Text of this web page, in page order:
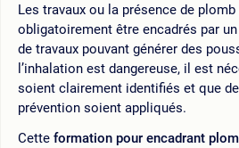
Les travaux ou la présence de
obligatoirement être encadrés par
de travaux pouvant générer des
l’inhalation est dangereuse, il est
soient clairement identifiés et que
prévention soient appliqués.
Cette formation pour encadrant